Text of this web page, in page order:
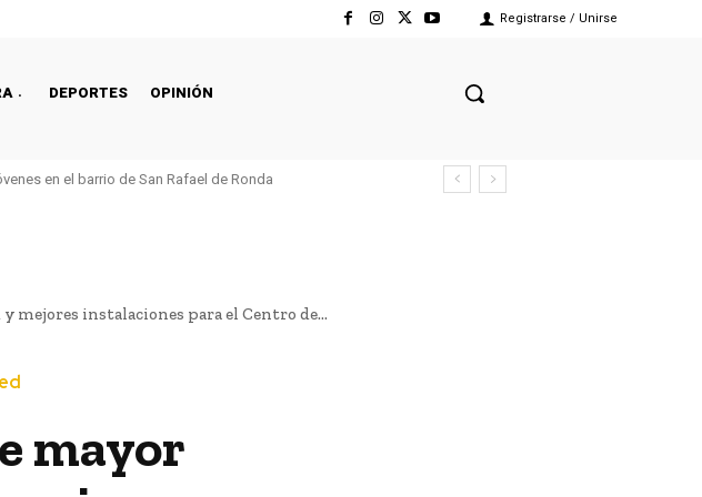
Registrarse / Unirse
DEPORTES OPINIÓN
en el barrio de San Rafael de Ronda
mejores instalaciones para el Centro de...
mayor